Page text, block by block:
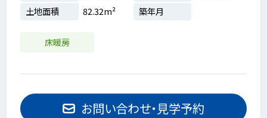
土地面積
82.32m² 築年月
床暖房
お問い合わせ・見学予約